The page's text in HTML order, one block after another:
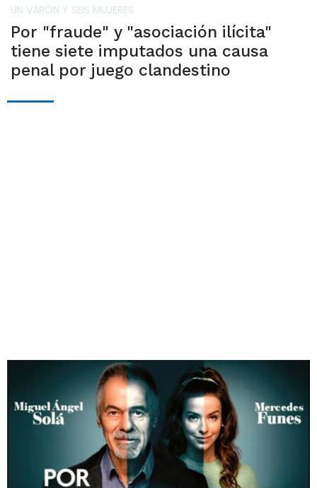
UN VARÓN Y SEIS MUJERES
Por "fraude" y "asociación ilícita"
tiene siete imputados una causa
penal por juego clandestino